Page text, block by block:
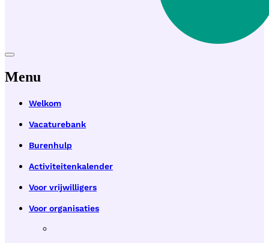
Menu
Welkom
Vacaturebank
Burenhulp
Activiteitenkalender
Voor vrijwilligers
Voor organisaties